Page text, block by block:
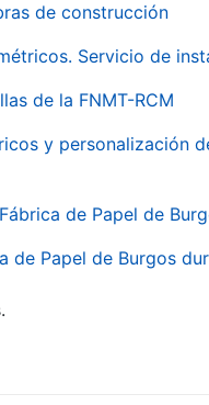
de construcción
Servicio de
de la FNMT-RCM
y personalización
de Papel de
Papel de Burgos